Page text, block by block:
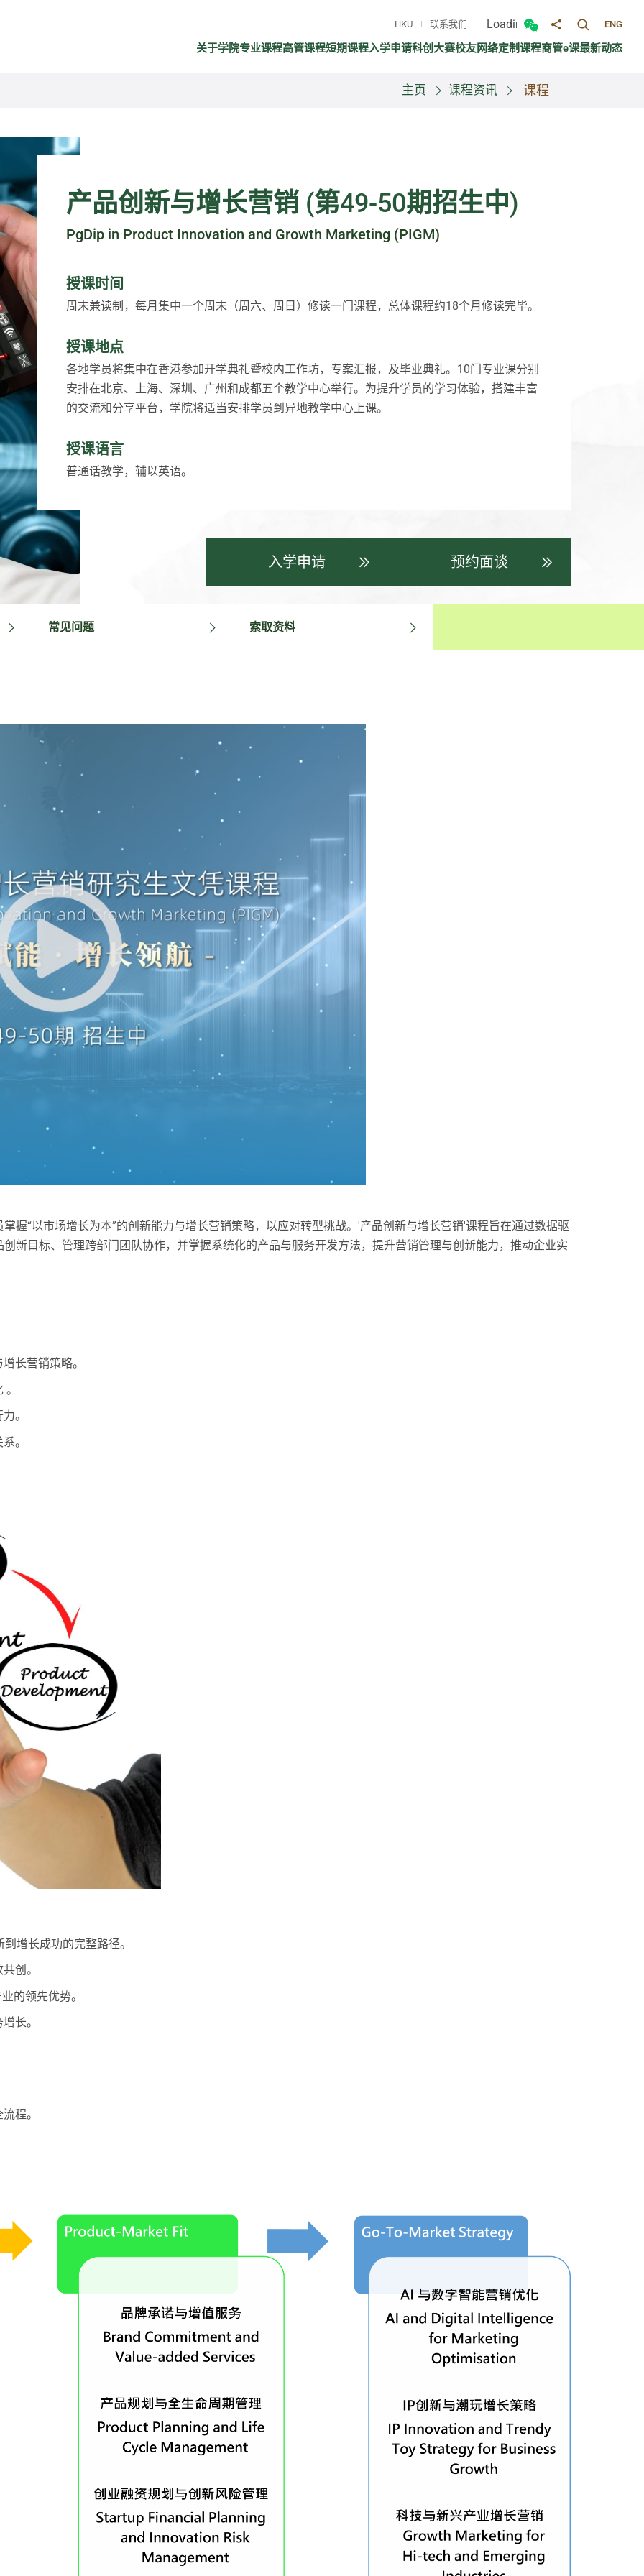
HKU 联系我们 Loading...
切换微信面板
分享至切换搜寻面
ENG
关于学院专业课程高管课程短期课程入学申请科创大赛校友网络定制课程商管e课最新动态
主页 课程资讯 课程
产品创新与增长营销 (第49-50期招生中)
PgDip in Product Innovation and Growth Marketing (PIGM)
授课时间
周末兼读制，每月集中一个周末（周六、周日）修读一门课程，总体课程约18个月修读完毕。
授课地点
各地学员将集中在香港参加开学典礼暨校内工作坊，专案汇报，及毕业典礼。10门专业课分别
安排在北京、上海、深圳、广州和成都五个教学中心举行。为提升学员的学习体验，搭建丰富
的交流和分享平台，学院将适当安排学员到异地教学中心上课。
授课语言
普通话教学，辅以英语。
入学申请 预约面谈
常见问题 索取资料
握“以市场增长为本”的创新能力与增长营销策略，以应对转型挑战。'产品创新与增长营销'课程旨在通过数据驱
新目标、管理跨部门团队协作，并掌握系统化的产品与服务开发方法，提升营销管理与创新能力，推动企业实
长营销策略。
。
。
。
增长成功的完整路径。
创。
的领先优势。
长。
程。